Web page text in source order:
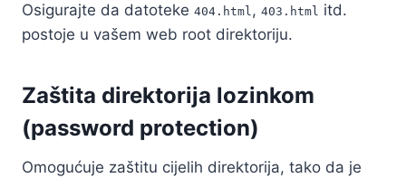
Osigurajte da datoteke 404.html, 403.html itd.
postoje u vašem web root direktoriju.
Zaštita direktorija lozinkom
(password protection)
Omogućuje zaštitu cijelih direktorija, tako da je